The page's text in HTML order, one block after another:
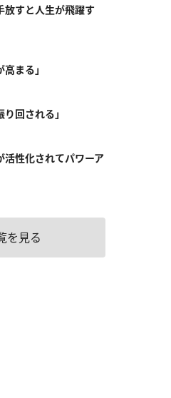
放すと人生が飛躍す
まる」
回される」
活性化されてパワーア
を見る